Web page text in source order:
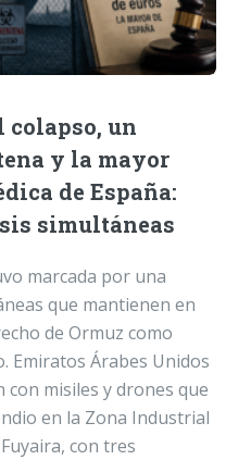
colapso, un
y la mayor
de España:
simultáneas
marcada por una
que mantienen en
de Ormuz como
Emiratos Árabes Unidos
misiles y drones que
en la Zona Industrial
con tres